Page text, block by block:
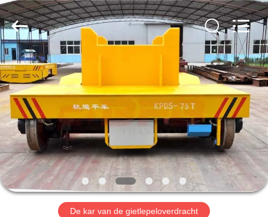
HUIS
PRODUCTEN
ONGEVEER
ONS
FABRIEKSREIS
Hundred
Percent
Electrical
and
Mechanical
Co.,Ltd.
All
Rights
Reserved.
De kar van de gietlepeloverdracht